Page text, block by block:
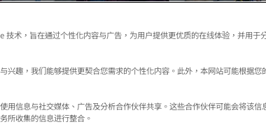
技术，旨在通过个性化内容与广告，为用户提供更优质的在线体验，并用于
兴趣，我们能够提供更契合您需求的个性化内容。此外，本网站可能根据您
用信息与社交媒体、广告及分析合作伙伴共享。这些合作伙伴可能会将该信
所收集的信息进行整合。